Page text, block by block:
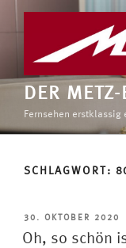
DER
Fernsehen erstklassig
SCHLAGWORT:
VERÖFFENTLICHT
AM
30. OKTOBER 2020
Oh, so schön